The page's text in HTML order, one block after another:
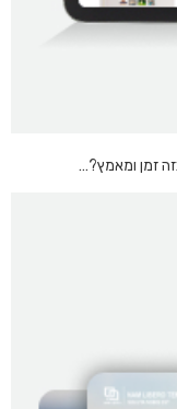
זמן ומאמץ?…